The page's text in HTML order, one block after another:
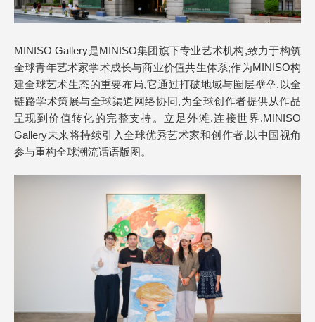
MINISO Gallery是MINISO集团旗下专业艺术机构,致力于构筑
全球青年艺术家学术成长与商业价值共生体系;作为MINISO构
建全球艺术生态的重要布局,它通过打破地域与圈层壁垒,以全
链路学术策展与全球渠道网络协同,为全球创作者提供从作品
呈现到价值转化的完整支持。立足外滩,连接世界,MINISO
Gallery未来将持续引入全球优秀艺术家和创作者,以中国视角
参与重构全球潮流话语版图。